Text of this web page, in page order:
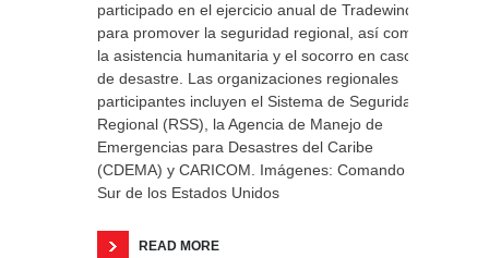
participado en el ejercicio anual de Tradewinds
para promover la seguridad regional, así como
la asistencia humanitaria y el socorro en casos
de desastre. Las organizaciones regionales
participantes incluyen el Sistema de Seguridad
Regional (RSS), la Agencia de Manejo de
Emergencias para Desastres del Caribe
(CDEMA) y CARICOM. Imágenes: Comando
Sur de los Estados Unidos
READ MORE